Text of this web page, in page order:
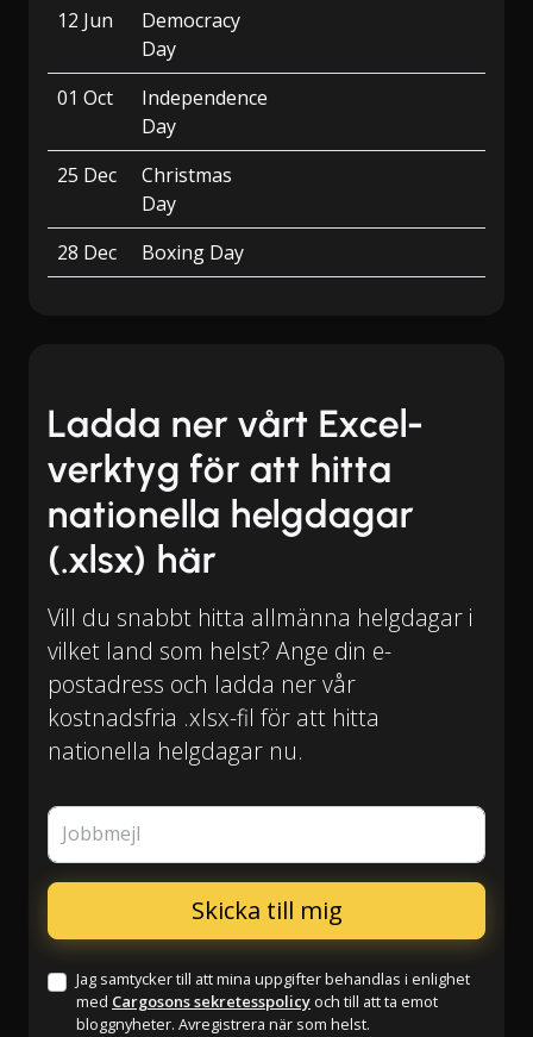
12 Jun
Democracy
Day
01 Oct
Independence
Day
25 Dec
Christmas
Day
28 Dec
Boxing Day
Ladda ner vårt Excel-
verktyg för att hitta
nationella helgdagar
(.xlsx) här
Vill du snabbt hitta allmänna helgdagar i
vilket land som helst? Ange din e-
postadress och ladda ner vår
kostnadsfria .xlsx-fil för att hitta
nationella helgdagar nu.
Jobbmejl
Jag samtycker till att mina uppgifter behandlas i enlighet
med Cargosons sekretesspolicy och till att ta emot
bloggnyheter. Avregistrera när som helst.